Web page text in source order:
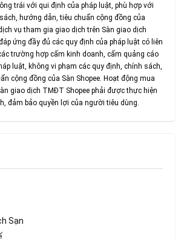
trái với qui định của pháp luật, phù hợp với
hướng dẫn, tiêu chuẩn cộng đồng của
vụ tham gia giao dịch trên Sàn giao dịch
ứng đầy đủ các quy định của pháp luật có liên
trường hợp cấm kinh doanh, cấm quảng cáo
luật, không vi phạm các quy định, chính sách,
cộng đồng của Sàn Shopee. Hoạt động mua
giao dịch TMĐT Shopee phải được thực hiện
đảm bảo quyền lợi của người tiêu dùng.
Sạn